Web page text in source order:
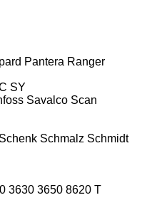
Pantera Ranger
SY
Savalco Scan
Schenk Schmalz Schmidt
3630 3650 8620 T